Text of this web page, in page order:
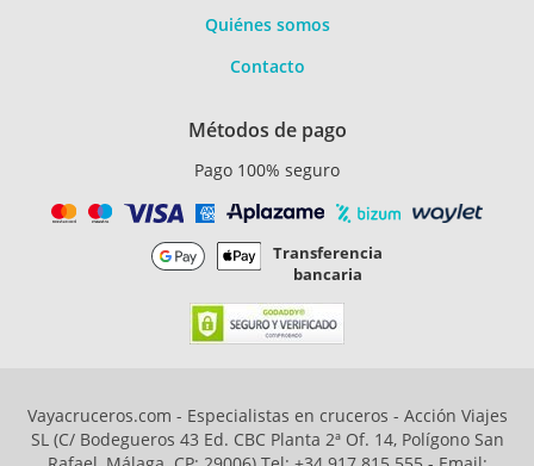
Quiénes somos
Contacto
Métodos de pago
Pago 100% seguro
Transferencia
bancaria
Vayacruceros.com - Especialistas en cruceros - Acción Viajes
SL (C/ Bodegueros 43 Ed. CBC Planta 2ª Of. 14, Polígono San